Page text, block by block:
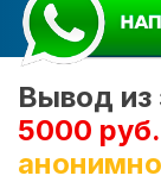
Вывод из
5000 руб.
анонимно